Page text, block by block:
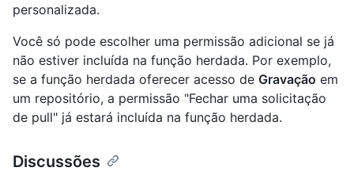
personalizada.
Você só pode escolher uma permissão adicional se já
não estiver incluída na função herdada. Por exemplo,
se a função herdada oferecer acesso de Gravação em
um repositório, a permissão "Fechar uma solicitação
de pull" já estará incluída na função herdada.
Discussões